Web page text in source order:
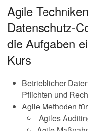
Agile
Datenschutz-
die Aufgaben
Kurs
Betrieblicher
Pflichten und
Agile Methoden
Agiles